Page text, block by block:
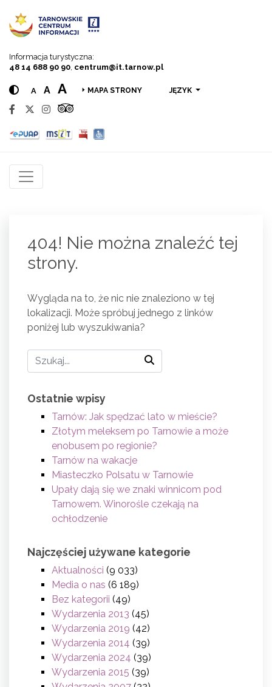
Informacja turystyczna:
48 14 688 90 90 centrum@it.tarnow.pl
A A A MAPA STRONY JĘZYK
404! Nie można znaleźć tej
strony.
Wygląda na to, że nic nie znaleziono w tej
lokalizacji. Może spróbuj jednego z linków
poniżej lub wyszukiwania?
Ostatnie wpisy
Tarnów: Jak spędzać lato w mieście?
Złotym meleksem po Tarnowie a może
enobusem po regionie?
Tarnów na wakacje
Miasteczko Polsatu w Tarnowie
Upały dają się we znaki winnicom pod
Tarnowem. Winorośle czekają na
ochłodzenie
Najczęściej używane kategorie
Aktualności (9 033)
Media o nas (6 189)
Bez kategorii (49)
Wydarzenia 2013 (45)
Wydarzenia 2019 (42)
Wydarzenia 2014 (39)
Wydarzenia 2024 (39)
Wydarzenia 2015 (39)